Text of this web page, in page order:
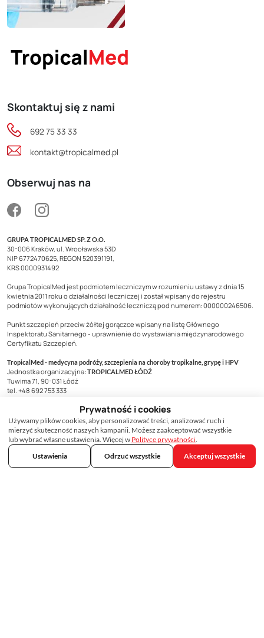
Skontaktuj się z nami
692 75 33 33
kontakt@tropicalmed.pl
Obserwuj nas na
GRUPA TROPICALMED SP. Z O.O.
30-006 Kraków, ul. Wrocławska 53D
NIP 6772470625, REGON 520391191,
KRS 0000931492
Grupa TropicalMed jest podmiotem leczniczym w rozumieniu ustawy z dnia 15
kwietnia 2011 roku o działalności leczniczej i został wpisany do rejestru
podmiotów wykonujących działalność leczniczą pod numerem: 000000246506.
Punkt szczepień przeciw żółtej gorączce wpisany na listę Głównego
Inspektoratu Sanitarnego - uprawnienie do wystawiania międzynarodowego
Certyfikatu Szczepień.
TropicalMed - medycyna podróży, szczepienia na choroby tropikalne, grypę i HPV
Jednostka organizacyjna:TROPICALMED ŁÓDŹ
Tuwima 71, 90-031 Łódź
tel. +48 692 753 333
O nas
Kontakt
Dla pracodawców
Dla biur podróży
Szczepienia dla podróżnych
Prywatność i cookies
Używamy plików cookies, aby personalizować treści, analizować ruch i
mierzyć skuteczność naszych kampanii. Możesz zaakceptować wszystkie
lub wybrać własne ustawienia. Więcej w Polityce prywatności.
Ustawienia
Odrzuć wszystkie Akceptuj wszystkie